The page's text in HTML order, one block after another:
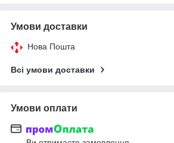
Умови доставки
Нова Пошта
Всі умови доставки
Умови оплати